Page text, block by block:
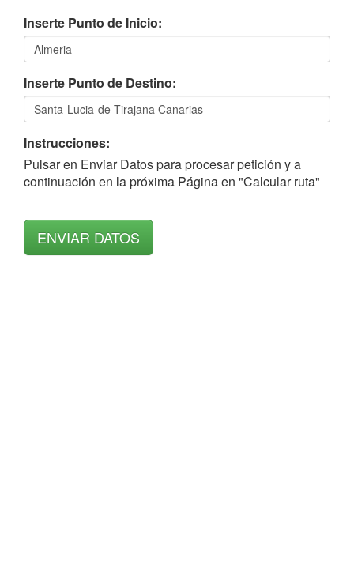
Inserte Punto de Inicio:
Inserte Punto de Destino:
Instrucciones:
Pulsar en Enviar Datos para procesar petición y a
continuación en la próxima Página en "Calcular ruta"